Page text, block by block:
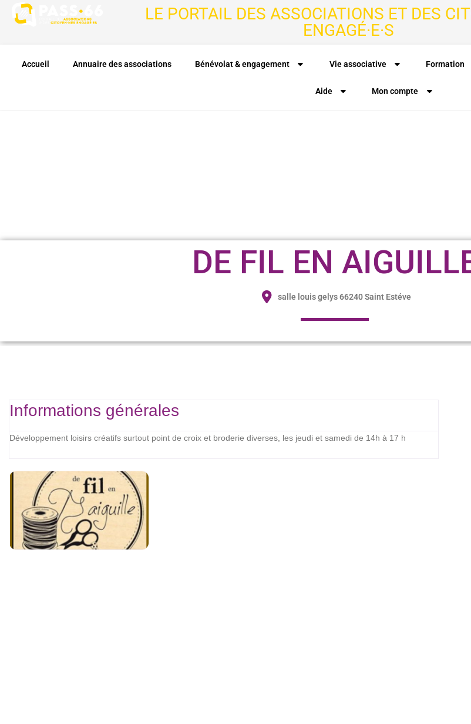
LE PORTAIL DES ASSOCIATIONS ET DES
ENGAGÉ·E·S
Accueil Annuaire des associations Bénévolat & engagement Vie associative Formation
Aide Mon compte
DE FIL EN
salle louis gelys 66240 Saint Estéve
Informations générales
Développement loisirs créatifs surtout point de croix et broderie diverses, les jeudi et samedi de 14h à 17 h